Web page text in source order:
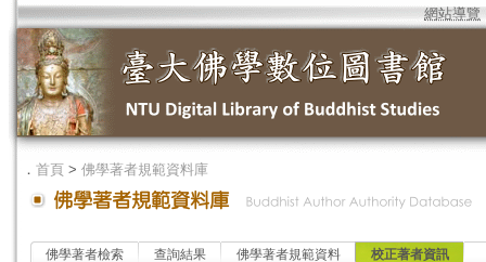
網站導覽
． 首頁 > 佛學著者規範資料庫
佛學著者檢索 查詢結果 佛學著者規範資料 校正著者資訊